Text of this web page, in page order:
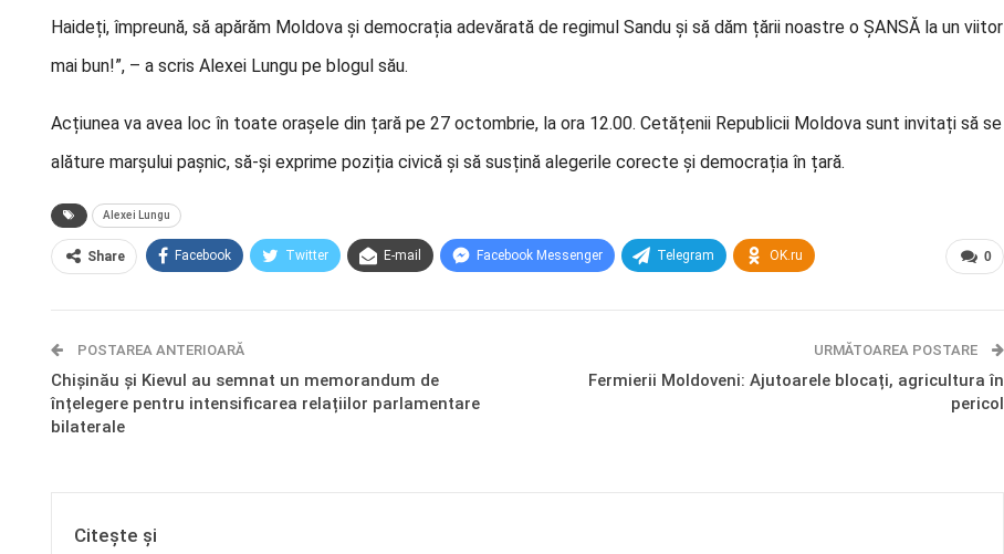
Haideți, împreună, să apărăm Moldova și democrația adevărată de regimul Sandu și să dăm țării noastre o ȘANSĂ la un viitor
mai bun!”, – a scris Alexei Lungu pe blogul său.
Acțiunea va avea loc în toate orașele din țară pe 27 octombrie, la ora 12.00. Cetățenii Republicii Moldova sunt invitați să se
alăture marșului pașnic, să-și exprime poziția civică și să susțină alegerile corecte și democrația în țară.
Alexei Lungu
0
Share Facebook Twitter E-mail Facebook Messenger Telegram OK.ru
POSTAREA ANTERIOARĂ
Chișinău și Kievul au semnat un memorandum de
înțelegere pentru intensificarea relațiilor parlamentare
bilaterale
URMĂTOAREA POSTARE
Fermierii Moldoveni: Ajutoarele blocați, agricultura în
pericol
Citește și